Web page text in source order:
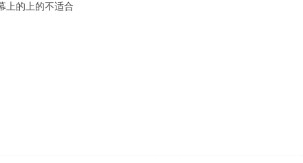
上的上的不适合